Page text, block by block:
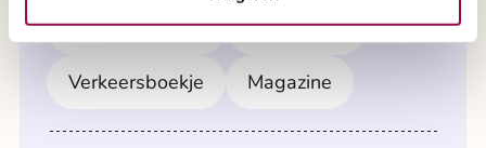
5-wielen folder Swapa ZIP
Verkeersboekje Magazine